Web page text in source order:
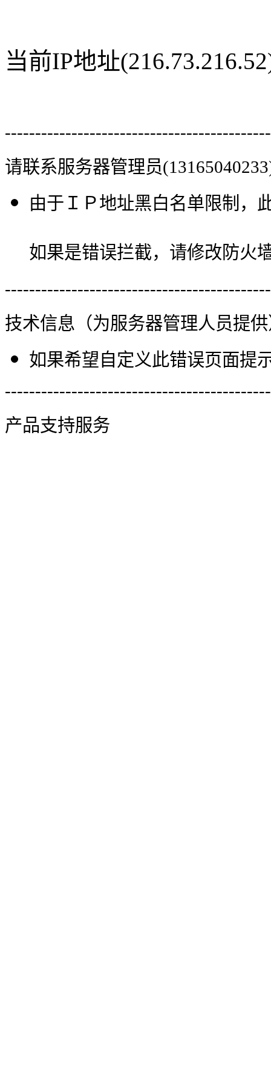
当前IP地址
请联系服务器管理员
由于ＩＰ地址黑白名单限制，
如果是错误拦截，请修改防火
技术信息（为服务器管理人员提
如果希望自定义此错误页面提
产品支持服务